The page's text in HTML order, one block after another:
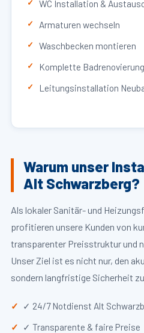
WC Installation &
Armaturen wechseln
Waschbecken montieren
Komplette Badrenovierung
Leitungsinstallation
Warum unser
Alt Schwarzberg?
Als lokaler Sanitär- und
profitieren unsere Kunden von
transparenter Preisstruktur und
Unser Ziel ist es nicht nur, den
sondern langfristige Sicherheit
✓ 24/7 Notdienst Alt
✓ Transparente & faire Preise